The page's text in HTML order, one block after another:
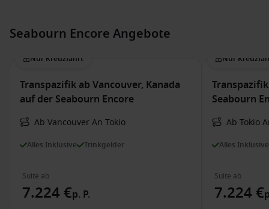
Seabourn Encore Angebote
Nur Kreuzfahrt
Transpazifik ab Vancouver, Kanada
auf der Seabourn Encore
Ab Vancouver An Tokio
Alles Inklusive Trinkgelder
Suite ab
7.224 €p. P.
Nur
Seabourn
Ab Tokio
Alles Inklusive
Suite ab
7.224 €